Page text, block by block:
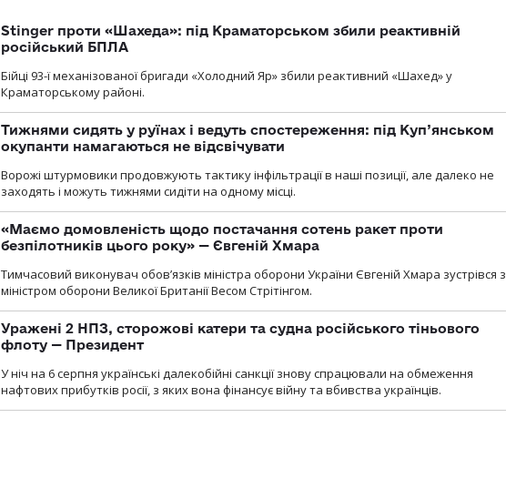
Stinger проти «Шахеда»: під Краматорськом збили реактивній
російський БПЛА
Бійці 93-ї механізованої бригади «Холодний Яр» збили реактивний «Шахед» у
Краматорському районі.
Тижнями сидять у руїнах і ведуть спостереження: під Куп’янськом
окупанти намагаються не відсвічувати
Ворожі штурмовики продовжують тактику інфільтрації в наші позиції, але далеко не
заходять і можуть тижнями сидіти на одному місці.
«Маємо домовленість щодо постачання сотень ракет проти
безпілотників цього року» — Євгеній Хмара
Тимчасовий виконувач обов’язків міністра оборони України Євгеній Хмара зустрівся з
міністром оборони Великої Британії Весом Стрітінгом.
Уражені 2 НПЗ, сторожові катери та судна російського тіньового
флоту — Президент
У ніч на 6 серпня українські далекобійні санкції знову спрацювали на обмеження
нафтових прибутків росії, з яких вона фінансує війну та вбивства українців.